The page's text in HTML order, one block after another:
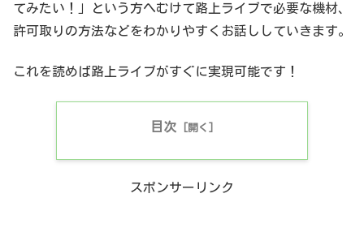
てみたい！」という方へむけて路上ライブで必要な機材、
許可取りの方法などをわかりやすくお話ししていきます。
これを読めば路上ライブがすぐに実現可能です！
目次
スポンサーリンク